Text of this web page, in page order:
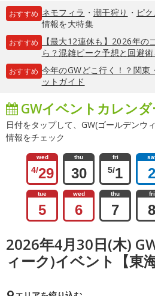
おすすめ ネモフィラ ・ 潮干狩り ・ ピ
情報を大特集
おすすめ
【最大12連休も】2026年
ら？混雑ピーク予想と回避
おすすめ 今年のGWどこ行く！？関東
ットガイド
GWイベントカレンダ
日付をタップして、GW(ゴールデンウ
情報をチェック
wed
4/29
thu
30
fri
5/1 2
tue
5
wed
6
thu
7
fri
8
2026年4月30日(木)
ィーク)イベント【東海